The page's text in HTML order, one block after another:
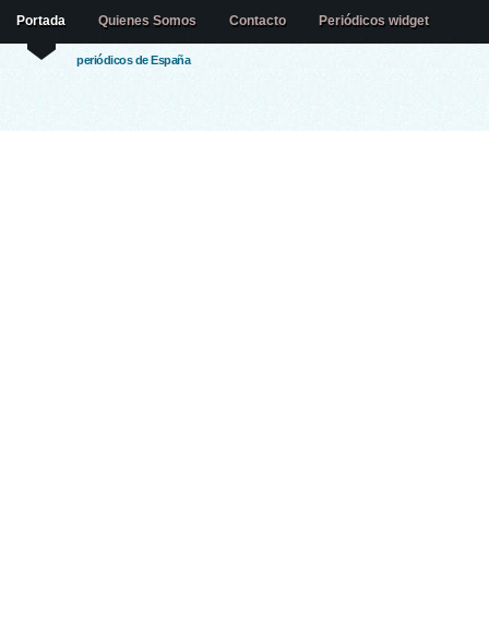
periódicos de España
Portada Quienes Somos Contacto Periódicos widget